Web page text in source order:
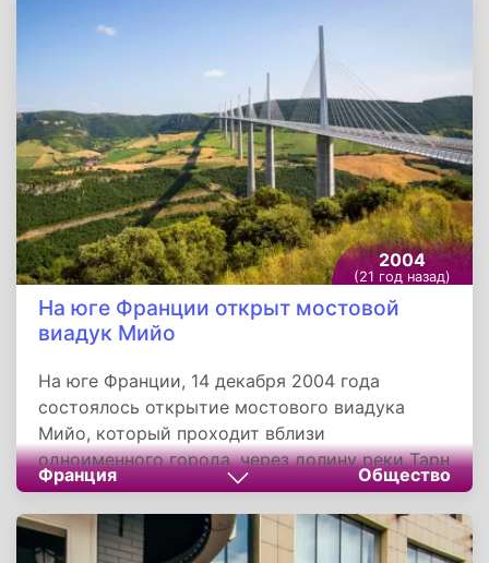
FM» и интернет-радиостанцией «Радио Ultra».
2004
(21 год назад)
На юге Франции открыт мостовой
виадук Мийо
На юге Франции, 14 декабря 2004 года
состоялось открытие мостового виадука
Мийо, который проходит вблизи
одноименного города, через долину реки Тарн
в департаменте Аверон. Он стал последним
звеном трассы А75, обеспечивающей
высокоскоростное движение из Парижа через
Франция Общество